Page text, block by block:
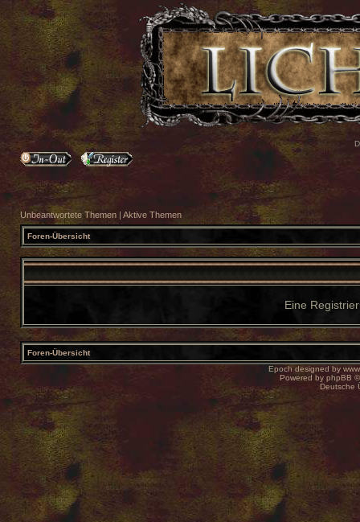
Unbeantwortete Themen | Aktive Themen
Foren-Übersicht
Eine
Foren-Übersicht
Epoch designed by
Powered by phpBB
Deutsche